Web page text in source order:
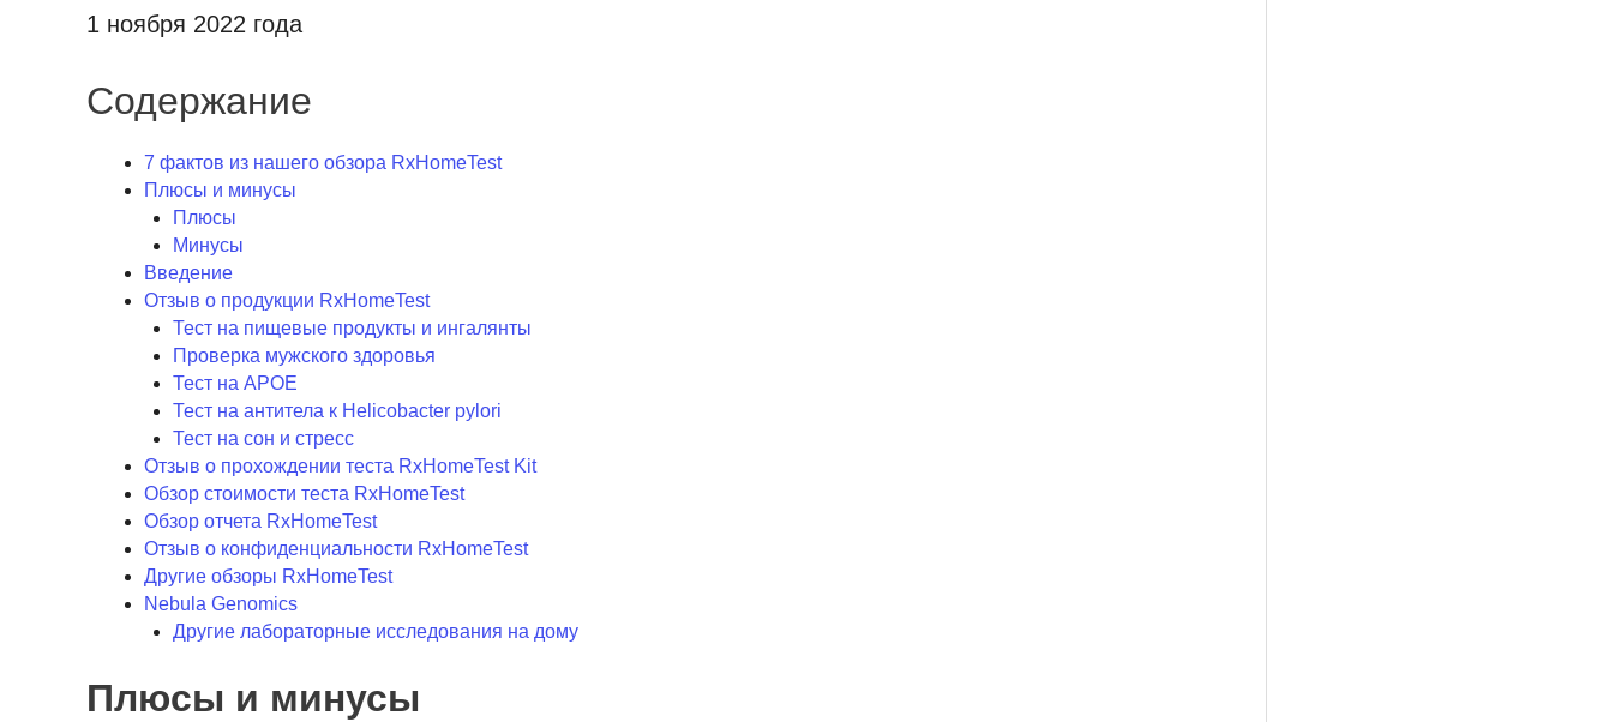
1 ноября 2022 года
Содержание
7 фактов из нашего обзора RxHomeTest
Плюсы и минусы
Плюсы
Минусы
Введение
Отзыв о продукции RxHomeTest
Тест на пищевые продукты и ингалянты
Проверка мужского здоровья
Тест на APOE
Тест на антитела к Helicobacter pylori
Тест на сон и стресс
Отзыв о прохождении теста RxHomeTest Kit
Обзор стоимости теста RxHomeTest
Обзор отчета RxHomeTest
Отзыв о конфиденциальности RxHomeTest
Другие обзоры RxHomeTest
Nebula Genomics
Другие лабораторные исследования на дому
Плюсы и минусы